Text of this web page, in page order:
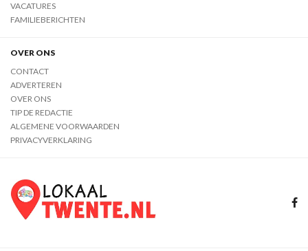
VACATURES
FAMILIEBERICHTEN
OVER ONS
CONTACT
ADVERTEREN
OVER ONS
TIP DE REDACTIE
ALGEMENE VOORWAARDEN
PRIVACYVERKLARING